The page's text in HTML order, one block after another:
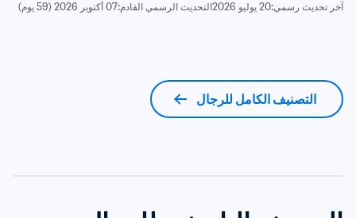
آخر تحديث رسمي:20 يوليو 2026 التحديث الرسمي القادم:07 أكتوبر 2026 (59 يوم)
التصنيف الكامل للرجال